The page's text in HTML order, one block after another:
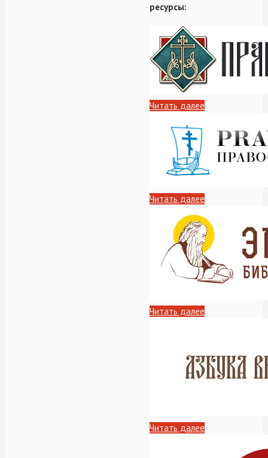
ресурсы:
Читать далее
Читать далее
Читать далее
Читать далее